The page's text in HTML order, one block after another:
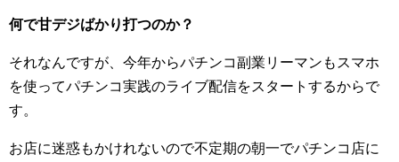
何で甘デジばかり打つのか？
それなんですが、今年からパチンコ副業リーマンもスマホ
を使ってパチンコ実践のライブ配信をスタートするからで
す。
お店に迷惑もかけれないので不定期の朝一でパチンコ店に